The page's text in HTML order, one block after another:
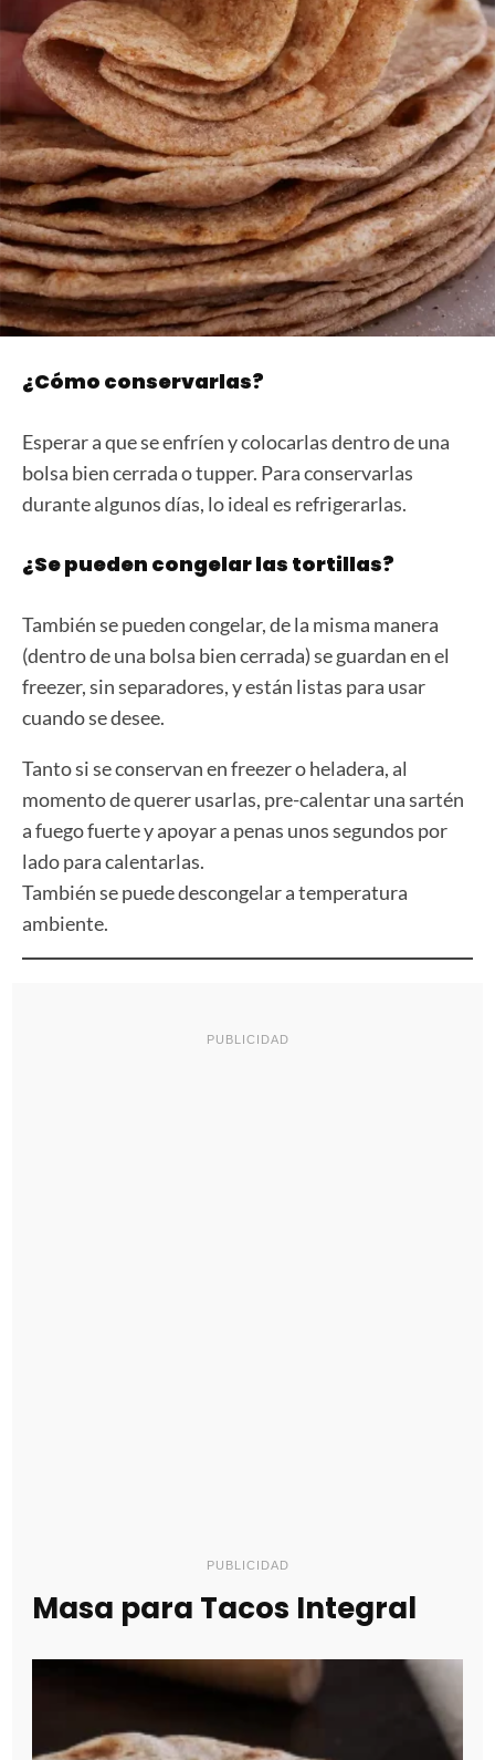
¿Cómo conservarlas?
Esperar a que se enfríen y colocarlas dentro de una
bolsa bien cerrada o tupper. Para conservarlas
durante algunos días, lo ideal es refrigerarlas.
¿Se pueden congelar las tortillas?
También se pueden congelar, de la misma manera
(dentro de una bolsa bien cerrada) se guardan en el
freezer, sin separadores, y están listas para usar
cuando se desee.
Tanto si se conservan en freezer o heladera, al
momento de querer usarlas, pre-calentar una sartén
a fuego fuerte y apoyar a penas unos segundos por
lado para calentarlas.
También se puede descongelar a temperatura
ambiente.
PUBLICIDAD
PUBLICIDAD
Masa para Tacos Integral